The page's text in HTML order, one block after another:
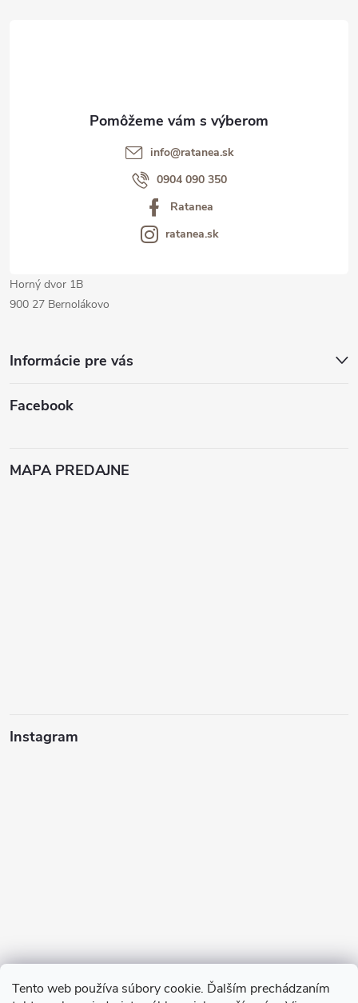
Tento web používa súbory cookie. Ďalším prechádzaním
Informácie pre vás
Facebook
info@ratanea.sk
0904 090 350
Ratanea
ratanea.sk
Horný dvor 1B
900 27 Bernolákovo
MAPA PREDAJNE
Instagram